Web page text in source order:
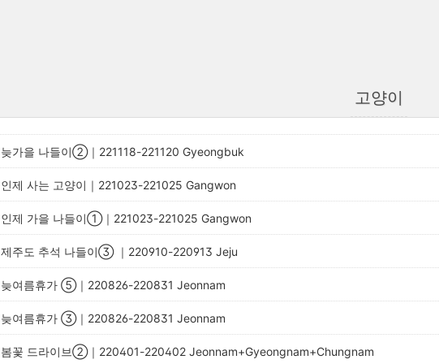
고양이
늦가을 나들이②｜221118-221120 Gyeongbuk
인제 사는 고양이｜221023-221025 Gangwon
인제 가을 나들이①｜221023-221025 Gangwon
제주도 추석 나들이③ ｜220910-220913 Jeju
늦여름휴가 ⑤｜220826-220831 Jeonnam
늦여름휴가 ③｜220826-220831 Jeonnam
봄꽃 드라이브②｜220401-220402 Jeonnam+Gyeongnam+Chungnam